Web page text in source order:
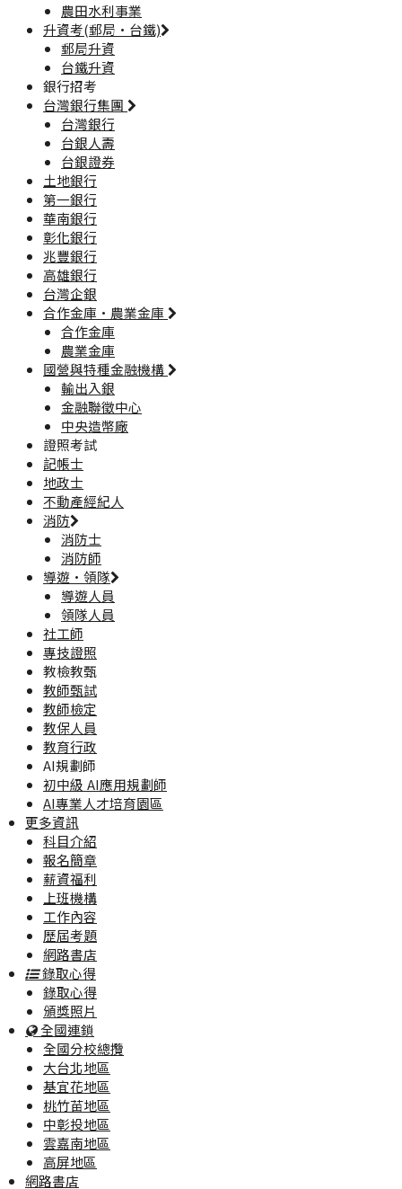
農田水利事業
升資考(郵局·台鐵)
郵局升資
台鐵升資
銀行招考
台灣銀行集團
台灣銀行
台銀人壽
台銀證券
土地銀行
第一銀行
華南銀行
彰化銀行
兆豐銀行
高雄銀行
台灣企銀
合作金庫·農業金庫
合作金庫
農業金庫
國營與特種金融機構
輸出入銀
金融聯徵中心
中央造幣廠
證照考試
記帳士
地政士
不動產經紀人
消防
消防士
消防師
導遊·領隊
導遊人員
領隊人員
社工師
專技證照
教檢教甄
教師甄試
教師檢定
教保人員
教育行政
AI規劃師
初中級 AI應用規劃師
AI專業人才培育園區
更多資訊
科目介紹
報名簡章
薪資福利
上班機構
工作內容
歷屆考題
網路書店
錄取心得
錄取心得
頒獎照片
全國連鎖
全國分校總攬
大台北地區
基宜花地區
桃竹苗地區
中彰投地區
雲嘉南地區
高屏地區
網路書店